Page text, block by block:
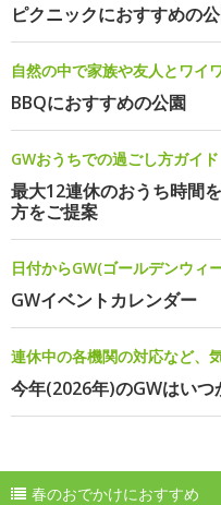
ピクニックにおすすめの
自然の中で家族や友人とワイ
BBQにおすすめの公園
GWおうちでの過ごし方ガイド
最大12連休のおうち時間
方をご提案
日付からGW(ゴールデンウィ
GWイベントカレンダー
連休中の各機関の対応など、
今年(2026年)のGWはいつ
春のおでかけにおすすめ